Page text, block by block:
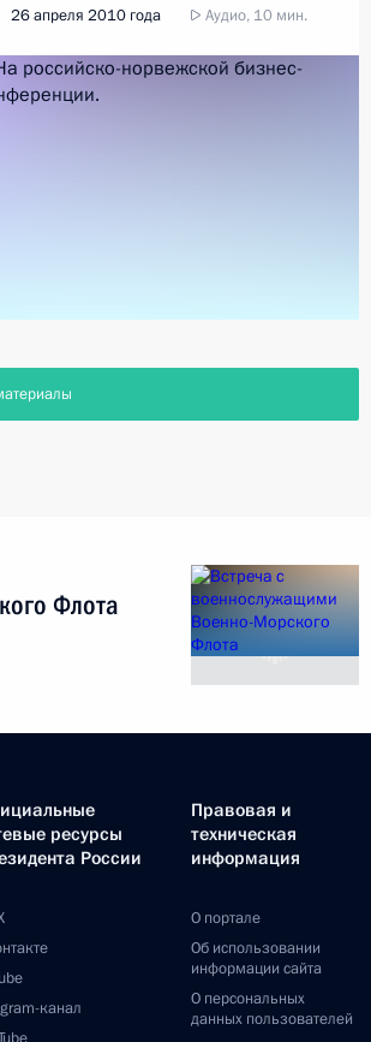
26 апреля 2010 года Аудио, 10 мин.
Флота
ресурсы
России
канал
Правовая и
техническая
информация
О портале
Об использовании
информации сайта
О персональных
данных пользователей